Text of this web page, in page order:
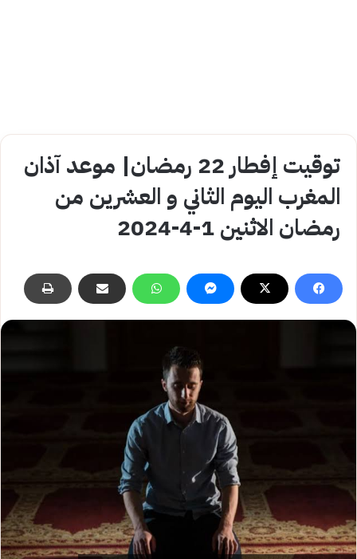
توقيت إفطار 22 رمضان| موعد آذان
المغرب اليوم الثاني و العشرين من
رمضان الاثنين 1-4-2024